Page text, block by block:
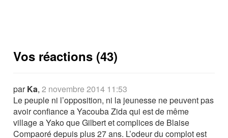
Vos réactions (43)
parKa,2 novembre 2014 11:53
Le peuple ni l’opposition, ni la jeunesse ne peuvent pas
avoir confiance a Yacouba Zida qui est de même
village a Yako que Gilbert et complices de Blaise
Compaoré depuis plus 27 ans. L’odeur du complot est